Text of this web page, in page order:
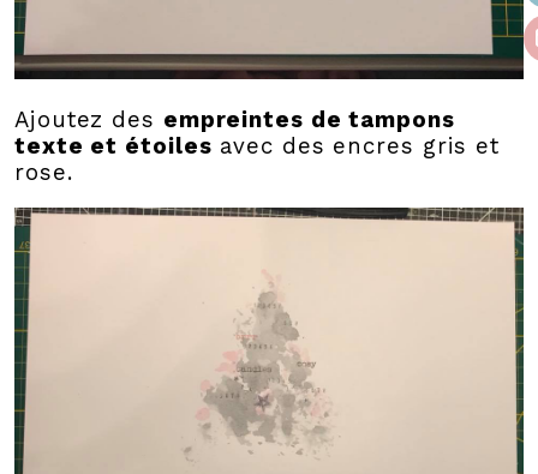
Ajoutez des empreintes de tampons
texte et étoiles avec des encres gris et
rose.